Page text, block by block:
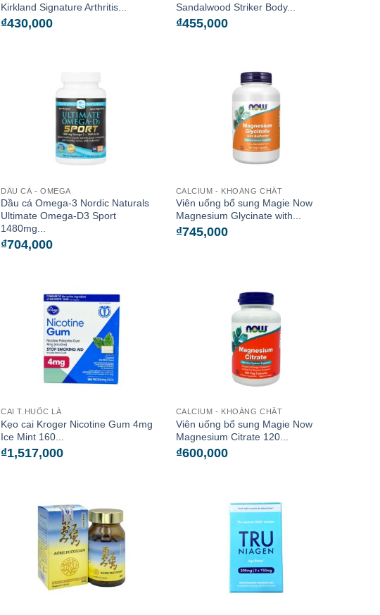
Kirkland Signature Arthritis...
₫430,000
Sandalwood Striker Body...
₫455,000
DẦU CÁ - OMEGA
Dầu cá Omega-3 Nordic Naturals
Ultimate Omega-D3 Sport
1480mg...
₫704,000
CALCIUM - KHOÁNG CHẤT
Viên uống bổ sung Magie Now
Magnesium Glycinate with...
₫745,000
CAI T.HUỐC LÁ
Kẹo cai Kroger Nicotine Gum 4mg
Ice Mint 160...
₫1,517,000
CALCIUM - KHOÁNG CHẤT
Viên uống bổ sung Magie Now
Magnesium Citrate 120...
₫600,000